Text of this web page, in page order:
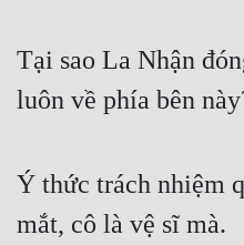
Huyền Nghi
Huyền Ảo
Hệ Thống
Học Đường
Tại sao La Nhận
luôn về phía bên
Ý thức trách nhiệm
mắt, cô là vệ sĩ mà.